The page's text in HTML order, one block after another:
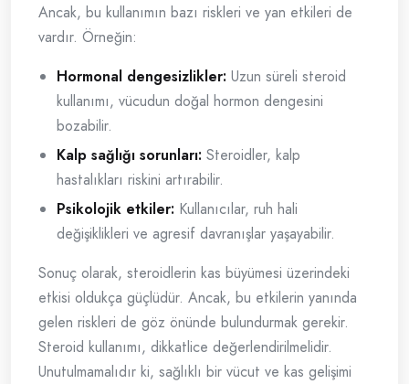
Ancak, bu kullanımın bazı riskleri ve yan etkileri de
vardır. Örneğin:
Hormonal dengesizlikler: Uzun süreli steroid
kullanımı, vücudun doğal hormon dengesini
bozabilir.
Kalp sağlığı sorunları: Steroidler, kalp
hastalıkları riskini artırabilir.
Psikolojik etkiler: Kullanıcılar, ruh hali
değişiklikleri ve agresif davranışlar yaşayabilir.
Sonuç olarak, steroidlerin kas büyümesi üzerindeki
etkisi oldukça güçlüdür. Ancak, bu etkilerin yanında
gelen riskleri de göz önünde bulundurmak gerekir.
Steroid kullanımı, dikkatlice değerlendirilmelidir.
Unutulmamalıdır ki, sağlıklı bir vücut ve kas gelişimi